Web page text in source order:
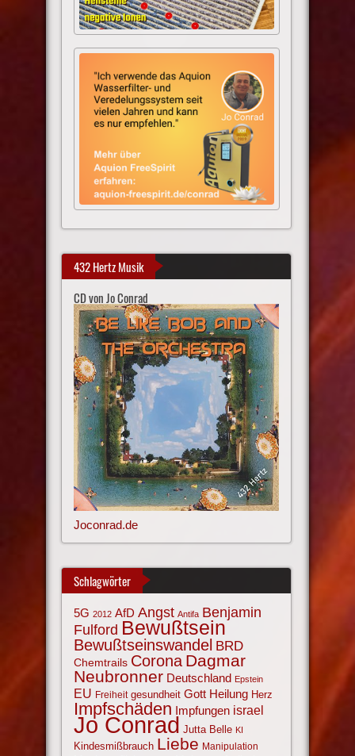
432 Hertz Musik
CD von Jo Conrad
Joconrad.de
Schlagwörter
5G 2012 AfD Angst Antifa Benjamin
Fulford Bewußtsein
Bewußtseinswandel BRD
Chemtrails Corona Dagmar
Neubronner Deutschland Epstein
EU Freiheit gesundheit Gott Heilung Herz
Impfschäden Impfungen israel
Jo Conrad Jutta Belle KI
Kindesmißbrauch Liebe Manipulation